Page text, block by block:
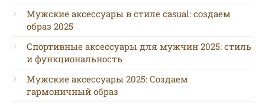
Мужские аксессуары в стиле casual: создаем
образ 2025
Спортивные аксессуары для мужчин 2025: стиль
и функциональность
Мужские аксессуары 2025: Создаем
гармоничный образ